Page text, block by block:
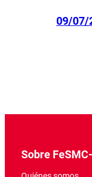
09/07/
Sobre